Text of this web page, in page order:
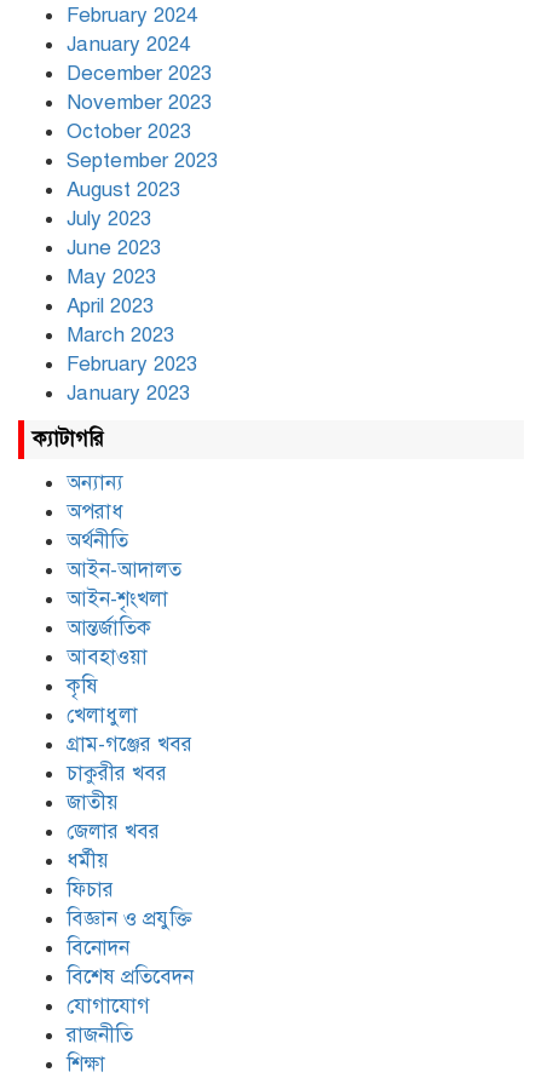
February 2024
January 2024
December 2023
November 2023
October 2023
September 2023
August 2023
July 2023
June 2023
May 2023
April 2023
March 2023
February 2023
January 2023
ক্যাটাগরি
অন্যান্য
অপরাধ
অর্থনীতি
আইন-আদালত
আইন-শৃংখলা
আন্তর্জাতিক
আবহাওয়া
কৃষি
খেলাধুলা
গ্রাম-গঞ্জের খবর
চাকুরীর খবর
জাতীয়
জেলার খবর
ধর্মীয়
ফিচার
বিজ্ঞান ও প্রযুক্তি
বিনোদন
বিশেষ প্রতিবেদন
যোগাযোগ
রাজনীতি
শিক্ষা